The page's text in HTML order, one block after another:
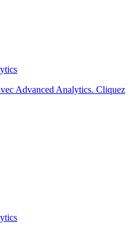
Advanced Analytics. Cliquez